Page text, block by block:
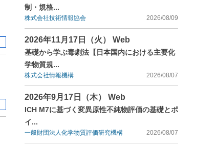
制・規格...
株式会社技術情報協会 2026/08/09
2026年11月17日（火） Web
基礎から学ぶ毒劇法【日本国内における主要化
学物質規...
株式会社情報機構 2026/08/07
2026年9月17日（木） Web
ICH M7に基づく変異原性不純物評価の基礎とポ
イ...
一般財団法人化学物質評価研究機構 2026/08/07